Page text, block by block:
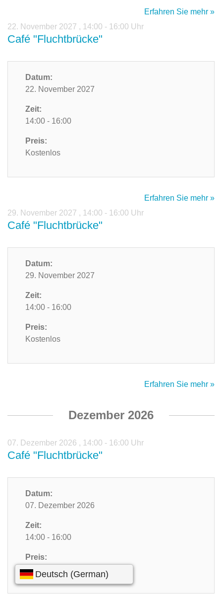
Erfahren Sie mehr »
22. November 2027 , 14:00 - 16:00 Uhr
Café "Fluchtbrücke"
Datum:
22. November 2027
Zeit:
14:00 - 16:00
Preis:
Kostenlos
Erfahren Sie mehr »
29. November 2027 , 14:00 - 16:00 Uhr
Café "Fluchtbrücke"
Datum:
29. November 2027
Zeit:
14:00 - 16:00
Preis:
Kostenlos
Erfahren Sie mehr »
Dezember 2026
07. Dezember 2026 , 14:00 - 16:00 Uhr
Café "Fluchtbrücke"
Datum:
07. Dezember 2026
Zeit:
14:00 - 16:00
Preis:
Kostenlos